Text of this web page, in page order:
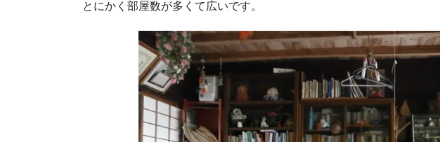
とにかく部屋数が多くて広いです。